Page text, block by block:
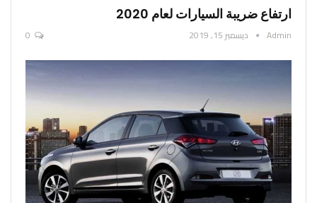
ارتفاع ضريبة السيارات لعام 2020
Admin ديسمبر 15, 2019